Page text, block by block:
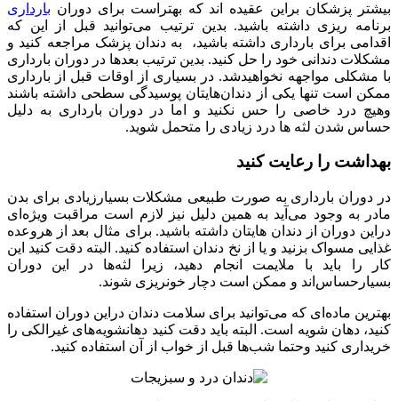
بیشتر پزشکان براین عقیده اند که بهتراست برای دوران بارداری
برنامه ریزی داشته باشید. بدین ترتیب می‌توانید قبل از این که
اقدامی برای بارداری داشته باشید، به دندان پزشک مراجعه کنید و
مشکلات دندانی خود را حل کنید. بدین ترتیب بعدها در دوران بارداری
با مشکلی مواجهه نخواهیدشد. در بسیاری از اوقات قبل از بارداری
ممکن است تنها یکی از دندان‌هایتان پوسیدگی سطحی داشته باشند
وهیچ درد خاصی را حس نکنید و اما در دوران بارداری به دلیل
حساس شدن لثه ها درد زیادی را متحمل شوید.
بهداشت را رعایت کنید
در دوران بارداری به صورت طبیعی مشکلات بسیارزیادی برای بدن
مادر به وجود می‌آید به همین دلیل نیز لازم است مراقبت ویژه‌ای
دراین دوران از دندان هایتان داشته باشید. برای مثال بعد از هروعده
غذایی مسواک بزنید و یا از نخ دندان استفاده کنید. البته دقت کنید این
کار را باید با ملایمت انجام دهید، زیرا لثه‌ها در این دوران
بسیارحساس‌اند و ممکن است دچار خونریزی شوند.
بهترین ماده‌ای که می‌توانید برای سلامت دندان دراین دوران استفاده
کنید، دهان شویه است. البته باید دقت کنید دهانشویه‌های غیرالکی را
خریداری کنید وحتما شب‌ها قبل از خواب از آن استفاده کنید.